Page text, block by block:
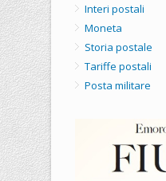
Interi postali
Moneta
Storia postale
Tariffe postali
Posta militare